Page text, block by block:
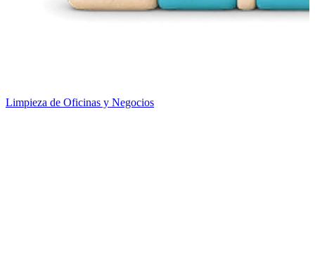
Limpieza de Oficinas y Negocios